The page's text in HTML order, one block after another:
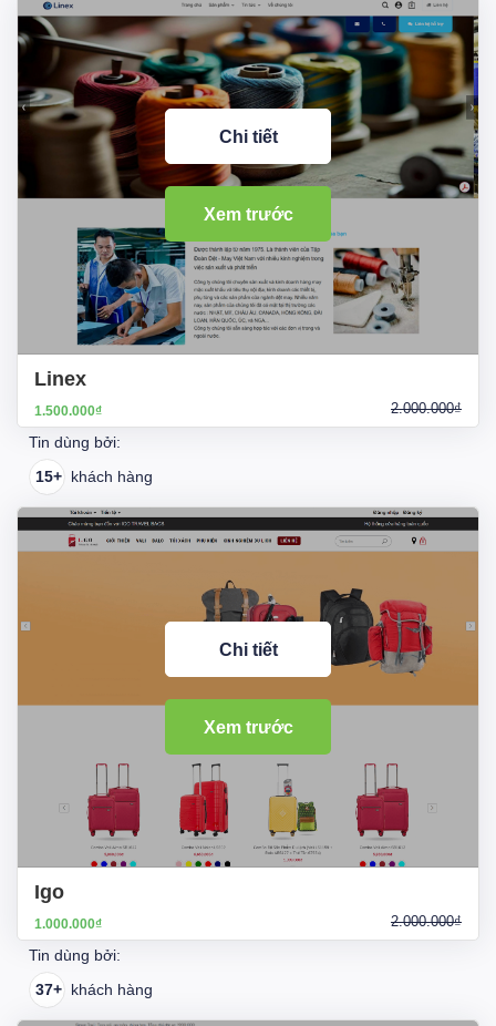
Linex
1.500.000₫ 2.000.000₫
Tin dùng bởi:
15+ khách hàng
Chi tiết
Xem trước
Igo
1.000.000₫ 2.000.000₫
Tin dùng bởi:
37+ khách hàng
Chi tiết
Xem trước